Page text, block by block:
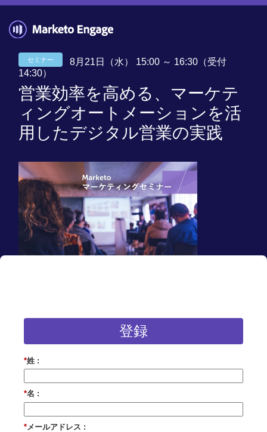
セミナー
8月21日（水） 15:00 ～ 16:30（受付
14:30）
営業効率を高める、マーケテ
ィングオートメーションを活
用したデジタル営業の実践
登録
*姓 :
*名 :
* メールアドレス :